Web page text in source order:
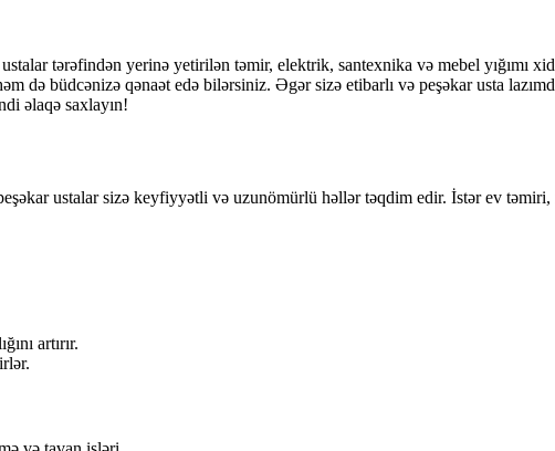
tərəfindən yerinə yetirilən təmir, elektrik, santexnika və mebel yığımı
büdcənizə qənaət edə bilərsiniz. Əgər sizə etibarlı və peşəkar usta
əlaqə saxlayın!
ustalar sizə keyfiyyətli və uzunömürlü həllər təqdim edir. İstər ev
artırır.